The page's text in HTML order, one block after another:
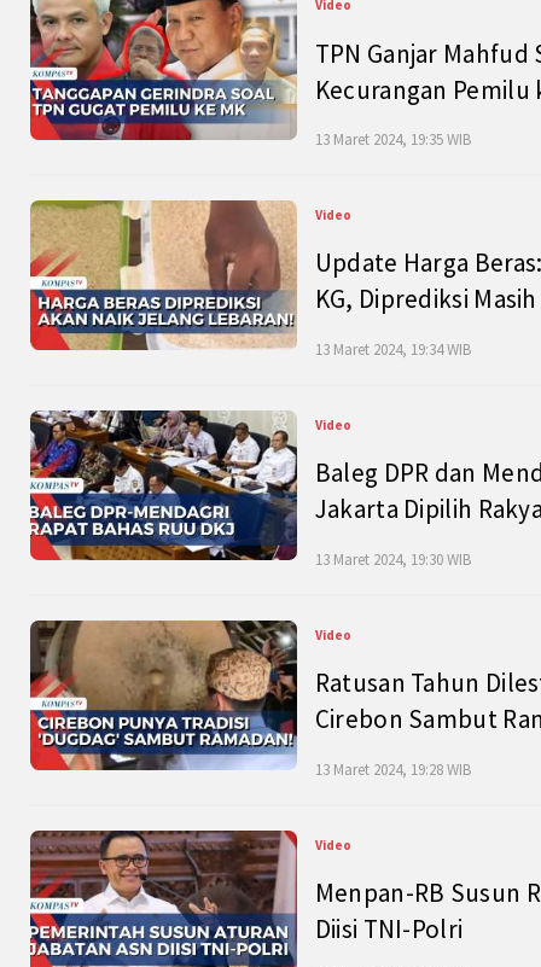
Video
TPN Ganjar Mahfud
Kecurangan Pemilu
13 Maret 2024, 19:35 WIB
Video
Update Harga
KG, Diprediksi
13 Maret 2024, 19:34 WIB
Video
Baleg DPR dan
Jakarta Dipilih
13 Maret 2024, 19:30 WIB
Video
Ratusan Tahun
Cirebon Sambut
13 Maret 2024, 19:28 WIB
Video
Menpan-RB Susun
Diisi TNI-Polri